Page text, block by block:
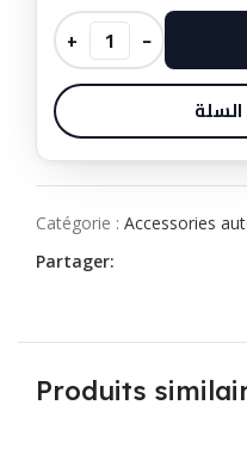
−
+
Catégorie : Accessories
Partager:
Produits